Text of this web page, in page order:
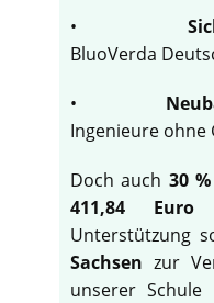
•
BluoVerda
•
Ingenieure ohne
Doch auch 30 %
411,84 Euro
Unterstützung
Sachsen zur
unserer